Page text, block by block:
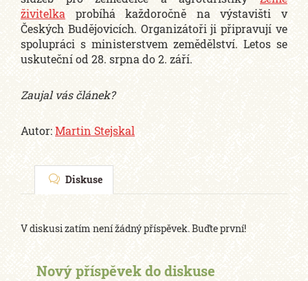
živitelka probíhá každoročně na výstavišti v
Českých Budějovicích. Organizátoři ji připravují ve
spolupráci s ministerstvem zemědělství. Letos se
uskuteční od 28. srpna do 2. září.
Zaujal vás článek?
Autor:Martin Stejskal
Diskuse
V diskusi zatím není žádný příspěvek. Buďte první!
Nový příspěvek do diskuse